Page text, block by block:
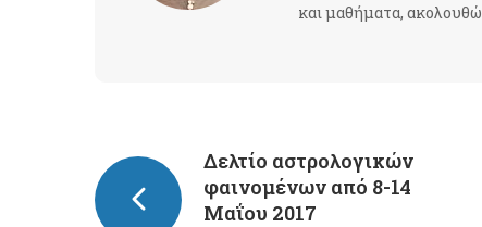
και μαθήματα,
Δελτίο αστρολογικών
φαινομένων από 8-14
Μαΐου 2017